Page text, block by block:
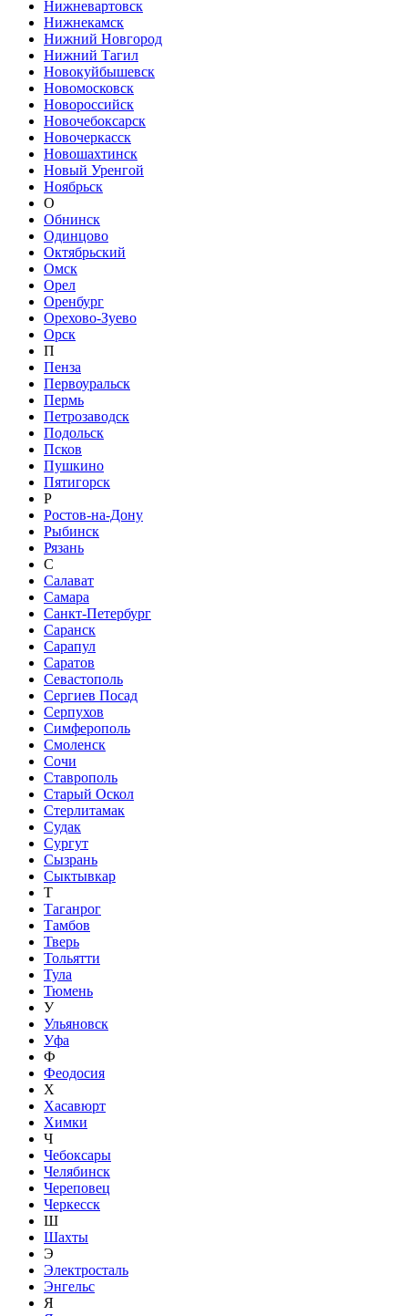
Нижневартовск
Нижнекамск
Нижний Новгород
Нижний Тагил
Новокуйбышевск
Новомосковск
Новороссийск
Новочебоксарск
Новочеркасск
Новошахтинск
Новый Уренгой
Ноябрьск
О
Обнинск
Одинцово
Октябрьский
Омск
Орел
Оренбург
Орехово-Зуево
Орск
П
Пенза
Первоуральск
Пермь
Петрозаводск
Подольск
Псков
Пушкино
Пятигорск
Р
Ростов-на-Дону
Рыбинск
Рязань
С
Салават
Самара
Санкт-Петербург
Саранск
Сарапул
Саратов
Севастополь
Сергиев Посад
Серпухов
Симферополь
Смоленск
Сочи
Ставрополь
Старый Оскол
Стерлитамак
Судак
Сургут
Сызрань
Сыктывкар
Т
Таганрог
Тамбов
Тверь
Тольятти
Тула
Тюмень
У
Ульяновск
Уфа
Ф
Феодосия
Х
Хасавюрт
Химки
Ч
Чебоксары
Челябинск
Череповец
Черкесск
Ш
Шахты
Э
Электросталь
Энгельс
Я